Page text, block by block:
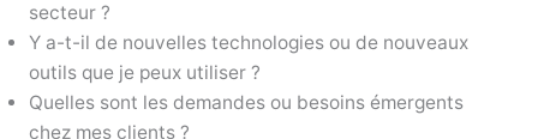
secteur ?
Y a-t-il de nouvelles technologies ou de nouveaux
outils que je peux utiliser ?
Quelles sont les demandes ou besoins émergents
chez mes clients ?